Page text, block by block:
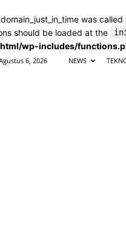
was called
should be loaded at the
wp-includes/
6, 2026 NEWS